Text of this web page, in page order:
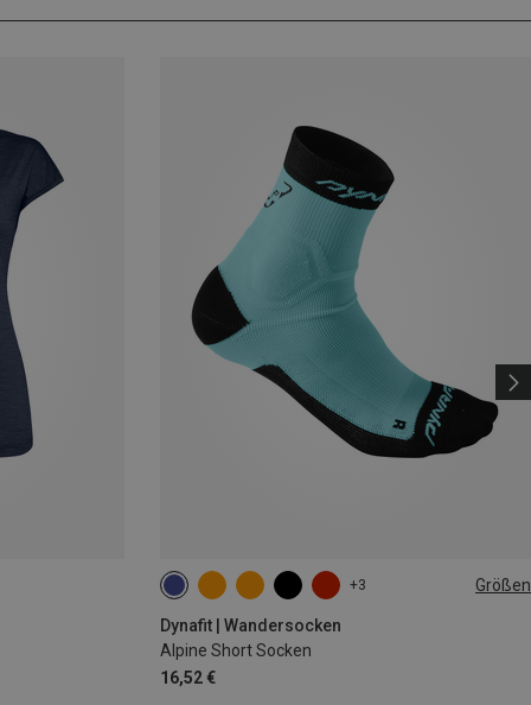
+3 Größen
Dynafit | Wandersocken
Alpine Short Socken
16,52 €
35|36|37|38 39|40|41|42